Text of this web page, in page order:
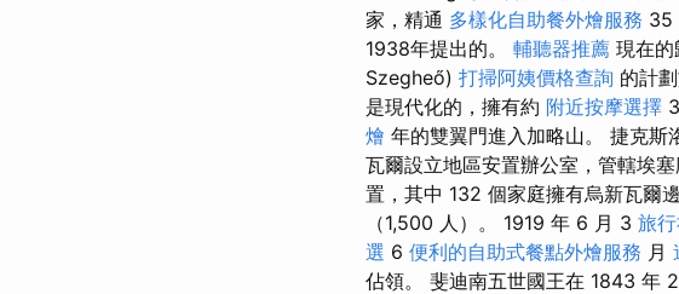
家，精通 多樣化自助餐外燴服務 35
1938年提出的。 輔聽器推薦 現在
Szegheő) 打掃阿姨價格查詢 的計
是現代化的，擁有約 附近按摩選擇
燴 年的雙翼門進入加略山。 捷克斯
瓦爾設立地區安置辦公室，管轄埃
置，其中 132 個家庭擁有烏新瓦爾
（1,500 人）。 1919 年 6 月 3 旅
選 6 便利的自助式餐點外燴服務 月
佔領。 斐迪南五世國王在 1843 年